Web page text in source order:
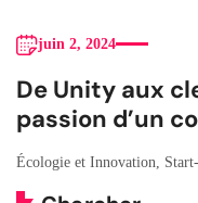
juin 2, 2024
De Unity aux
passion d’un
Écologie et Innovation